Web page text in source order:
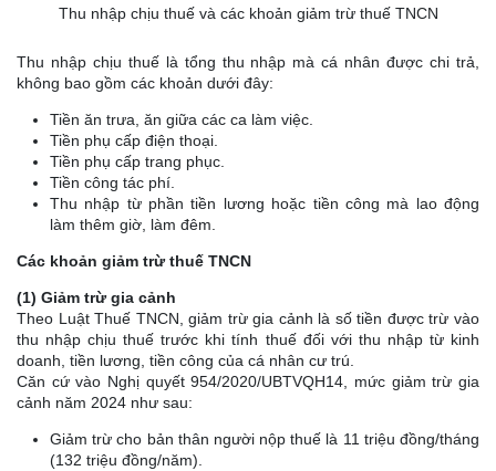
Thu nhập chịu thuế và các khoản giảm trừ thuế TNCN
Thu nhập chịu thuế là tổng thu nhập mà cá nhân được chi trả,
không bao gồm các khoản dưới đây:
Tiền ăn trưa, ăn giữa các ca làm việc.
Tiền phụ cấp điện thoại.
Tiền phụ cấp trang phục.
Tiền công tác phí.
Thu nhập từ phần tiền lương hoặc tiền công mà lao động
làm thêm giờ, làm đêm.
Các khoản giảm trừ thuế TNCN
(1) Giảm trừ gia cảnh
Theo Luật Thuế TNCN, giảm trừ gia cảnh là số tiền được trừ vào
thu nhập chịu thuế trước khi tính thuế đối với thu nhập từ kinh
doanh, tiền lương, tiền công của cá nhân cư trú.
Căn cứ vào Nghị quyết 954/2020/UBTVQH14, mức giảm trừ gia
cảnh năm 2024 như sau:
Giảm trừ cho bản thân người nộp thuế là 11 triệu đồng/tháng
(132 triệu đồng/năm).